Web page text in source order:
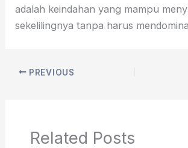
adalah keindahan yang mampu
sekelilingnya tanpa harus
PREVIOUS
Related Posts